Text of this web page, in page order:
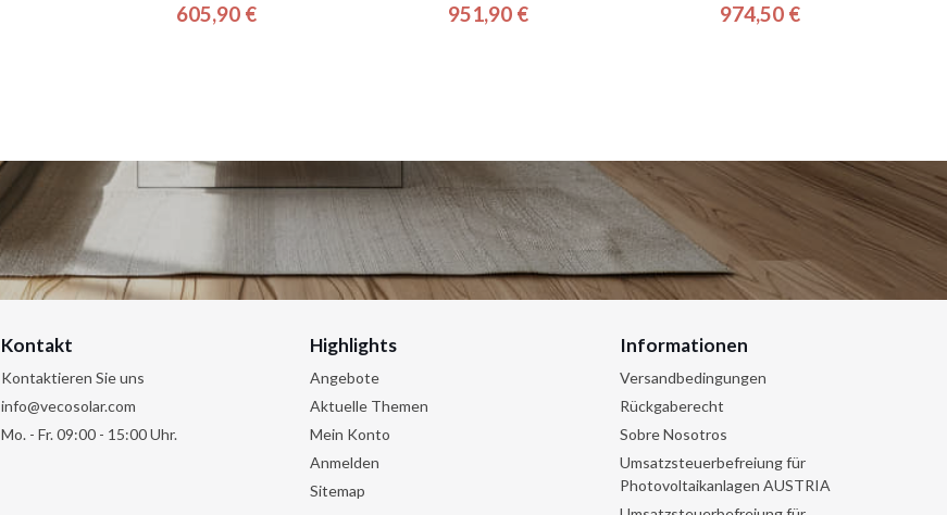
Preis
605,90 € Preis
951,90 € Preis
974,50 €
Kontakt
Kontaktieren Sie uns
info@vecosolar.com
Mo. - Fr. 09:00 - 15:00 Uhr.
Highlights
Angebote
Aktuelle Themen
Mein Konto
Anmelden
Sitemap
Informationen
Versandbedingungen
Rückgaberecht
Sobre Nosotros
Umsatzsteuerbefreiung für
Photovoltaikanlagen AUSTRIA